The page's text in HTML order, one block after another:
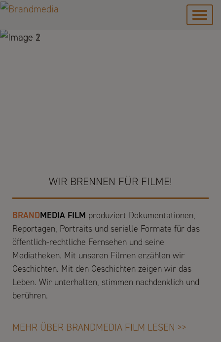
WIR BRENNEN FÜR FILME!
BRANDMEDIA FILM produziert Dokumentationen,
Reportagen, Portraits und serielle Formate für das
öffentlich-rechtliche Fernsehen und seine
Mediatheken. Mit unseren Filmen erzählen wir
Geschichten. Mit den Geschichten zeigen wir das
Leben. Wir unterhalten, stimmen nachdenklich und
berühren.
MEHR ÜBER BRANDMEDIA FILM LESEN >>